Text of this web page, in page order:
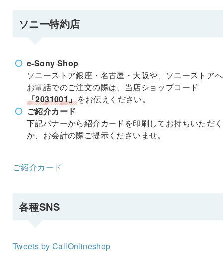
ソニー特約店
e-Sony Shop
ソニーストア銀座・名古屋・大阪や、ソニーストア
お電話でのご注文の際は、当店ショップコード
「2031001」をお伝えください。
ご紹介カード
下記バナーから紹介カードを印刷してお持ちいただく
か、お会計の際ご提示くださいませ。
ご紹介カード
各種SNS
Tweets by CallOnlineshop